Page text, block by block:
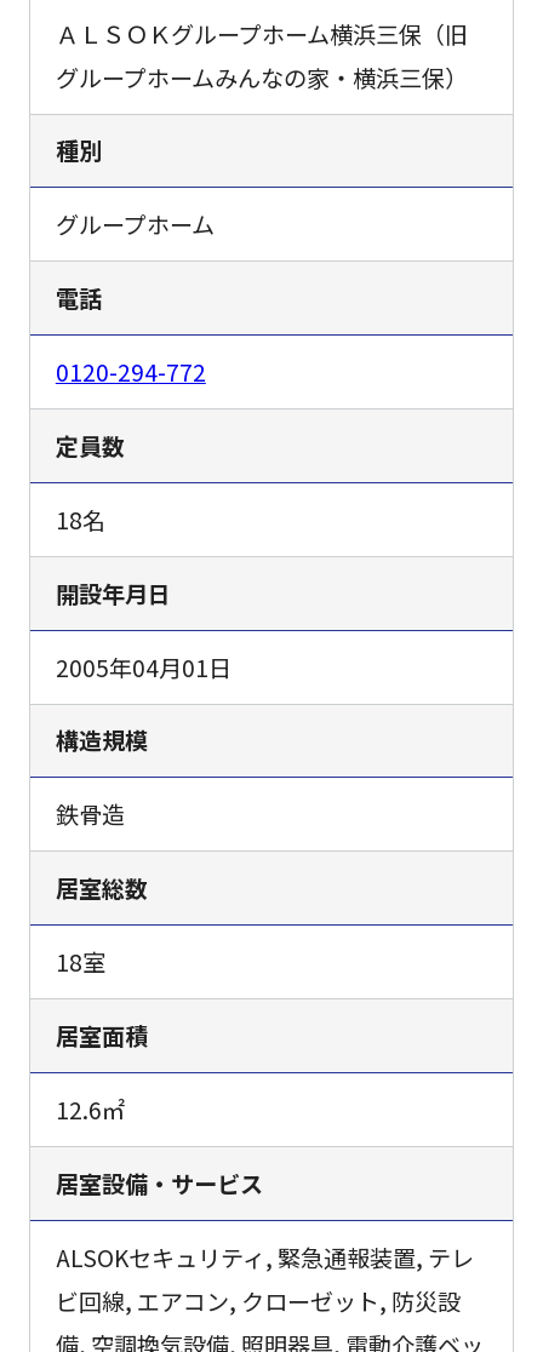
ＡＬＳＯＫグループホーム横浜三保（旧
グループホームみんなの家・横浜三保）
種別
グループホーム
電話
0120-294-772
定員数
18名
開設年月日
2005年04月01日
構造規模
鉄骨造
居室総数
18室
居室面積
12.6㎡
居室設備・サービス
ALSOKセキュリティ, 緊急通報装置, テレ
ビ回線, エアコン, クローゼット, 防災設
備, 空調換気設備, 照明器具, 電動介護ベッ